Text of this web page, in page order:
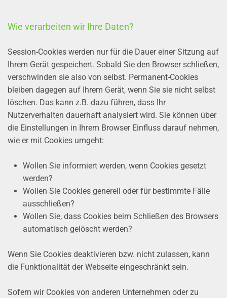
Wie verarbeiten wir Ihre Daten?
Session-Cookies werden nur für die Dauer einer Sitzung auf
Ihrem Gerät gespeichert. Sobald Sie den Browser schließen,
verschwinden sie also von selbst. Permanent-Cookies
bleiben dagegen auf Ihrem Gerät, wenn Sie sie nicht selbst
löschen. Das kann z.B. dazu führen, dass Ihr
Nutzerverhalten dauerhaft analysiert wird. Sie können über
die Einstellungen in Ihrem Browser Einfluss darauf nehmen,
wie er mit Cookies umgeht:
Wollen Sie informiert werden, wenn Cookies gesetzt
werden?
Wollen Sie Cookies generell oder für bestimmte Fälle
ausschließen?
Wollen Sie, dass Cookies beim Schließen des Browsers
automatisch gelöscht werden?
Wenn Sie Cookies deaktivieren bzw. nicht zulassen, kann
die Funktionalität der Webseite eingeschränkt sein.
Sofern wir Cookies von anderen Unternehmen oder zu